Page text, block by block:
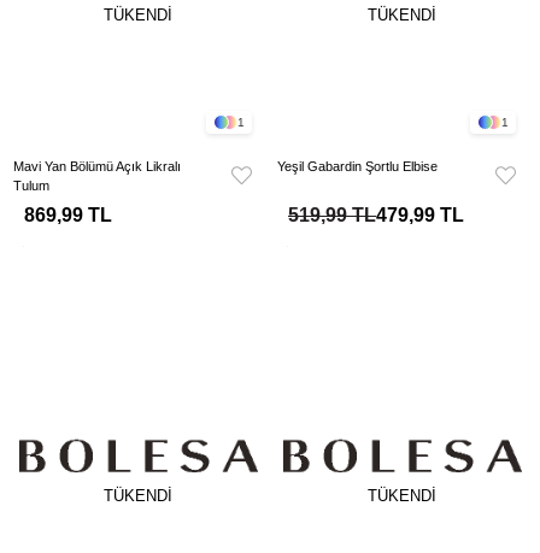
TÜKENDI
1
Mavi Yan Bölümü Açık Likralı
Tulum
869,99 TL
TÜKENDI
1
Yeşil Gabardin Şortlu Elbise
479,99 TL
519,99 TL
TÜKENDI TÜKENDI